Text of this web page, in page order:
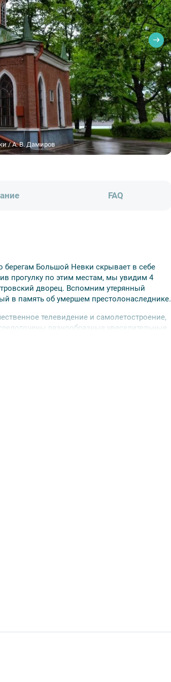
/ А. В. Дамиров
FAQ
Большой Невки скрывает в себе
прогулку по этим местам, мы увидим 4
дворец. Вспомним утерянный
в память об умершем престолонаследнике.
телевидение и самолетостроение,
разнообразные увеселительные
«Пушкин ушел», «забытый